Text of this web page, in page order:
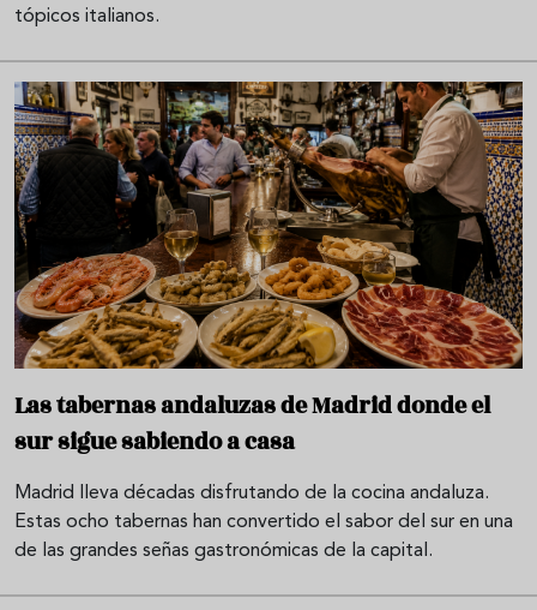
tópicos italianos.
Las tabernas andaluzas de Madrid donde el
sur sigue sabiendo a casa
Madrid lleva décadas disfrutando de la cocina andaluza.
Estas ocho tabernas han convertido el sabor del sur en una
de las grandes señas gastronómicas de la capital.